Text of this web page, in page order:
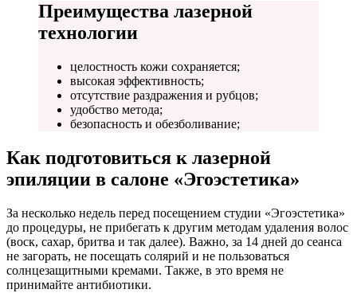
Преимущества лазерной
технологии
целостность кожи сохраняется;
высокая эффективность;
отсутствие раздражения и рубцов;
удобство метода;
безопасность и обезболивание;
Как подготовиться к лазерной
эпиляции в салоне «Эгоэстетика»
За несколько недель перед посещением студии «Эгоэстетика»
до процедуры, не прибегать к другим методам удаления волос
(воск, сахар, бритва и так далее). Важно, за 14 дней до сеанса
не загорать, не посещать солярий и не пользоваться
солнцезащитными кремами. Также, в это время не
принимайте антибиотики.